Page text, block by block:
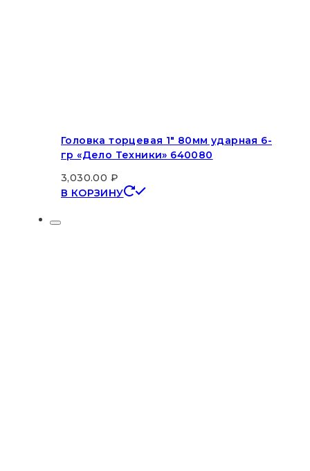
Головка торцевая 1″ 80мм ударная 6-
гр «Дело Техники» 640080
3,030.00 ₽
В КОРЗИНУ